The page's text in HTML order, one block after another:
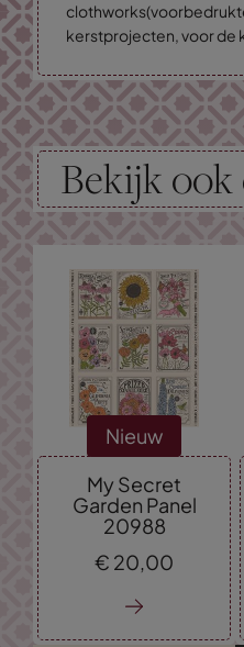
kerstprojecten, voor de
Bekijk ook
Nieuw
My Secret
Garden Panel
20988
€ 20,00